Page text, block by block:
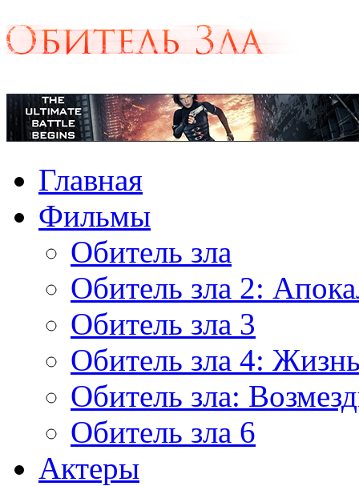
Главная
Фильмы
Обитель зла
Обитель зла 2:
Обитель зла 3
Обитель зла 4:
Обитель зла:
Обитель зла 6
Актеры